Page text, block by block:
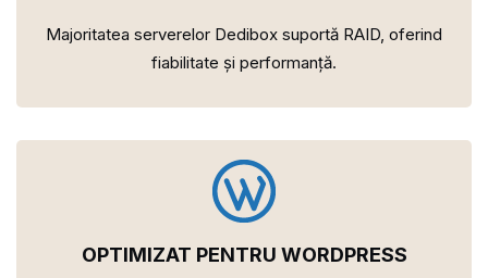
Majoritatea serverelor Dedibox suportă RAID, oferind
fiabilitate și performanță.
OPTIMIZAT PENTRU WORDPRESS